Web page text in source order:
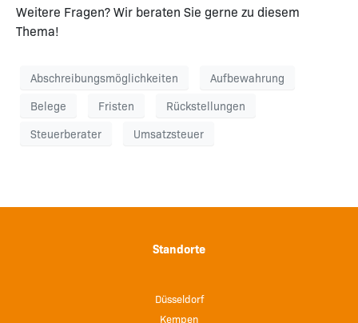
Weitere Fragen? Wir beraten Sie gerne zu diesem
Thema!
Abschreibungsmöglichkeiten
Aufbewahrung
Belege
Fristen
Rückstellungen
Steuerberater
Umsatzsteuer
Standorte
Düsseldorf
Kempen